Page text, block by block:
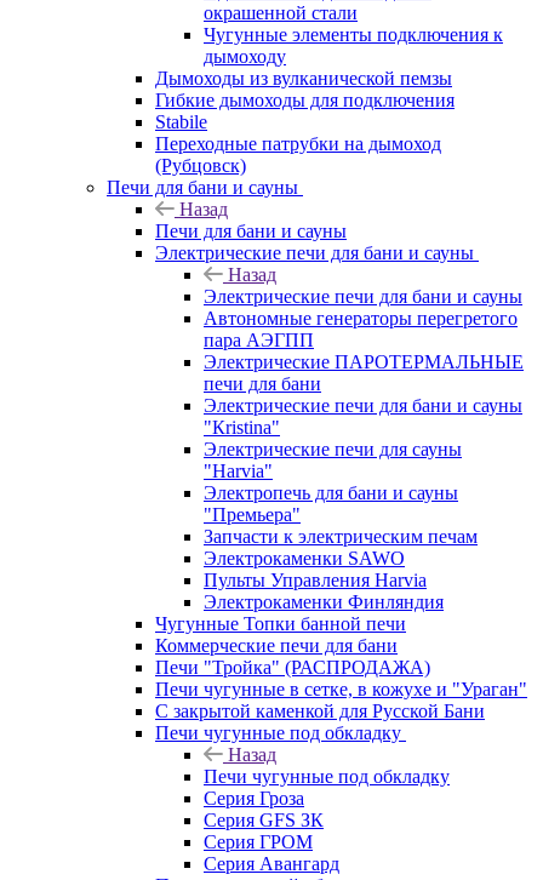
окрашенной стали
Чугунные элементы подключения к
дымоходу
Дымоходы из вулканической пемзы
Гибкие дымоходы для подключения
Stabile
Переходные патрубки на дымоход
(Рубцовск)
Печи для бани и сауны
Назад
Печи для бани и сауны
Электрические печи для бани и сауны
Назад
Электрические печи для бани и сауны
Автономные генераторы перегретого
пара АЭГПП
Электрические ПАРОТЕРМАЛЬНЫЕ
печи для бани
Электрические печи для бани и сауны
"Кristina"
Электрические печи для сауны
"Harvia"
Электропечь для бани и сауны
"Премьера"
Запчасти к электрическим печам
Электрокаменки SAWO
Пульты Управления Harvia
Электрокаменки Финляндия
Чугунные Топки банной печи
Коммерческие печи для бани
Печи "Тройка" (РАСПРОДАЖА)
Печи чугунные в сетке, в кожухе и "Ураган"
С закрытой каменкой для Русской Бани
Печи чугунные под обкладку
Назад
Печи чугунные под обкладку
Серия Гроза
Серия GFS ЗК
Серия ГРОМ
Серия Авангард